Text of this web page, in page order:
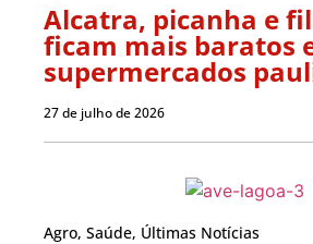
Alcatra, picanha e
ficam mais baratos
supermercados
27 de julho de 2026
Agro, Saúde, Últimas Notícias